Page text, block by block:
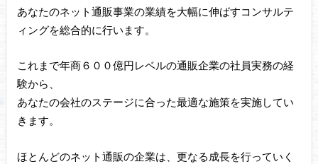
あなたのネット通販事業の業績を大幅に伸ばすコンサルテ
ィングを総合的に行います。
これまで年商６００億円レベルの通販企業の社員実務の経
験から、
あなたの会社のステージに合った最適な施策を実施してい
きます。
ほとんどのネット通販の企業は、更なる成長を行っていく